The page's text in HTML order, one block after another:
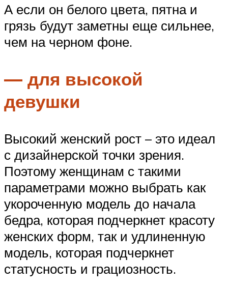
А если он белого цвета, пятна и
грязь будут заметны еще сильнее,
чем на черном фоне.
— для высокой
девушки
Высокий женский рост – это идеал
с дизайнерской точки зрения.
Поэтому женщинам с такими
параметрами можно выбрать как
укороченную модель до начала
бедра, которая подчеркнет красоту
женских форм, так и удлиненную
модель, которая подчеркнет
статусность и грациозность.